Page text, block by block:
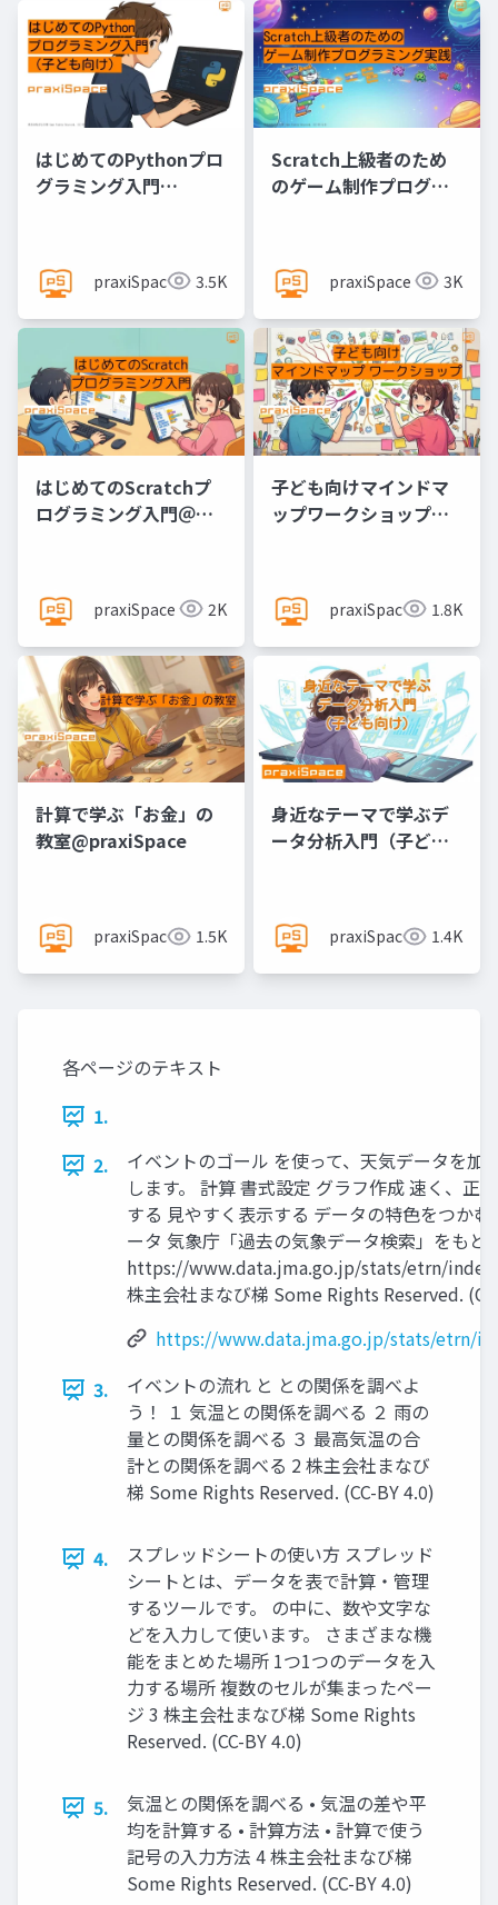
はじめてのPythonプロ
グラミング入門
praxiSpace 3.5K
Scratch上級者のため
のゲーム制作プログラ
praxiSpace 3K
はじめてのScratchプ
ログラミング入門＠
praxiSpace 2K
子ども向けマインドマ
ップワークショップ
praxiSpace 1.8K
計算で学ぶ「お金」の
教室@praxiSpace
praxiSpace 1.5K
身近なテーマで学ぶデ
ータ分析入門（子ども
praxiSpace 1.4K
各ページのテキスト
1.
2.
イベントのゴール を使って、天気データを加
します。 計算 書式設定 グラフ作成 速く、正
する 見やすく表示する データの特色をつかむ
ータ 気象庁「過去の気象データ検索」をもと
https://www.data.jma.go.jp/stats/etrn/
株主会社まなび梯 Some Rights Reserved.
https://www.data.jma.go.jp/stats/etrn/
3.
イベントの流れ と との関係を調べよ
う！ １ 気温との関係を調べる ２ 雨の
量との関係を調べる ３ 最高気温の合
計との関係を調べる 2 株主会社まなび
梯 Some Rights Reserved. (CC-BY 4.0)
4.
スプレッドシートの使い方 スプレッド
シートとは、データを表で計算・管理
するツールです。 の中に、数や文字な
どを入力して使います。 さまざまな機
能をまとめた場所 1つ1つのデータを入
力する場所 複数のセルが集まったペー
ジ 3 株主会社まなび梯 Some Rights
Reserved. (CC-BY 4.0)
5.
気温との関係を調べる • 気温の差や平
均を計算する • 計算方法 • 計算で使う
記号の入力方法 4 株主会社まなび梯
Some Rights Reserved. (CC-BY 4.0)